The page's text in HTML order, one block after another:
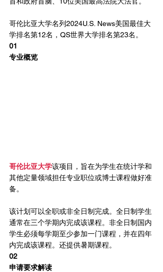
哥伦比亚大学名列2024U.S. News美国最佳大
学排名第12名，QS世界大学排名第23名。
01
专业概览
哥伦比亚大学该项目，旨在为学生在统计学和
其他定量领域担任专业职位或博士课程做好准
备。
该计划可以全职或非全日制完成。全日制学生
通常在三个学期内完成该课程。非全日制国内
学生必须每学期至少参加一门课程，并在四年
内完成该课程。还提供暑期课程。
02
申请要求解读